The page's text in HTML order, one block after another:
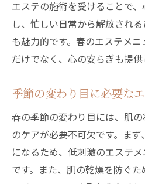
春におすすめのエス
ント
花粉症対策エステで
肌の変化を実感でき
負けない肌を手に入れる
春の肌トラブルを防
花粉による肌荒れを
気温変化に対応する
エステで春の肌を守
エステの施術を受けることで
し、忙しい日常から解放され
も魅力的です。春のエステメ
だけでなく、心の安らぎも提供
季節の変わり目に必要な
春の季節の変わり目には、肌
のケアが必要不可欠です。ま
になるため、低刺激のエステ
です。また、肌の乾燥を防ぐ